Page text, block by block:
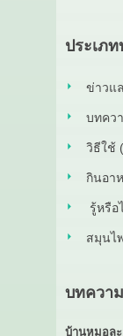
ประเภ
ข่าวแ
บทคว
วิธีใช้
กินอา
รู้หรือ
สมุนไ
บทควา
บ้านหมอละ